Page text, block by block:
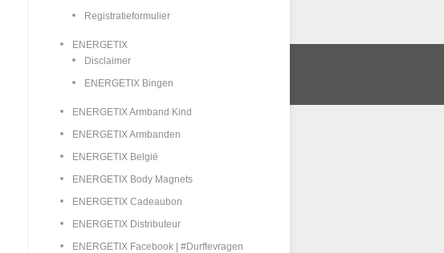
Registratieformulier
ENERGETIX
Disclaimer
ENERGETIX Bingen
ENERGETIX Armband Kind
ENERGETIX Armbanden
ENERGETIX België
ENERGETIX Body Magnets
ENERGETIX Cadeaubon
ENERGETIX Distributeur
ENERGETIX Facebook | #Durftevragen